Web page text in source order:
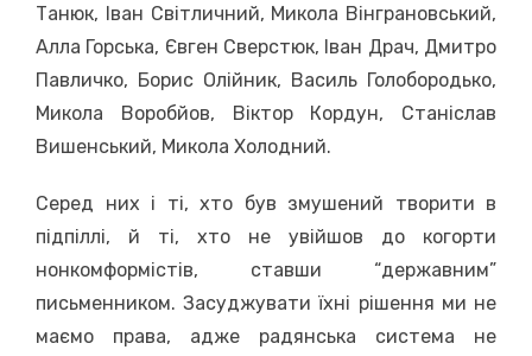
Танюк, Іван Світличний, Микола Вінграновський,
Алла Горська, Євген Сверстюк, Іван Драч, Дмитро
Павличко, Борис Олійник, Василь Голобородько,
Микола Воробйов, Віктор Кордун, Станіслав
Вишенський, Микола Холодний.
Серед них і ті, хто був змушений творити в
підпіллі, й ті, хто не увійшов до когорти
нонкомформістів, ставши “державним”
письменником. Засуджувати їхні рішення ми не
маємо права, адже радянська система не